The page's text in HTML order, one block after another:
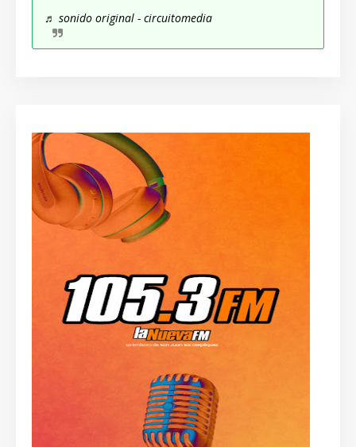
♬ sonido original - circuitomedia